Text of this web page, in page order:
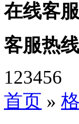
在线客服
客服热线
123456
首页 »